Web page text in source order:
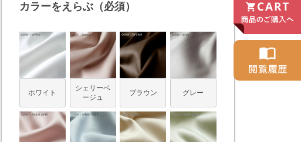
カラーをえらぶ（必須）
ホワイト
シェリーベ
ージュ
ブラウン グレー